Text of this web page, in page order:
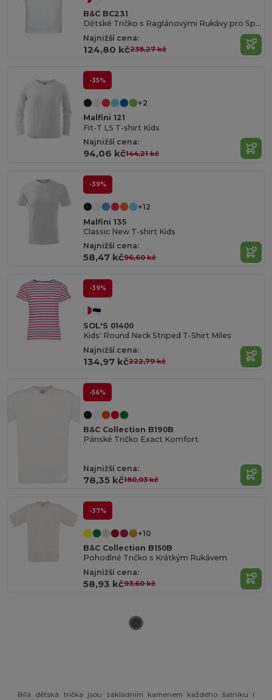
B&C BC231
Dětské Tričko s Raglánovými Rukávy pro Sportovce
Najnižší cena:
124,80 kč238,27 kč
-35%
+2
Malfini 121
Fit-T LS T-shirt Kids
Najnižší cena:
94,06 kč144,21 kč
-39%
+12
Malfini 135
Classic New T-shirt Kids
Najnižší cena:
58,47 kč96,60 kč
-39%
SOL'S 01400
Kids' Round Neck Striped T-Shirt Miles
Najnižší cena:
134,97 kč222,79 kč
-56%
B&C Collection B190B
Pánské Tričko Exact Komfort
Najnižší cena:
78,35 kč180,03 kč
-37%
+10
B&C Collection B150B
Pohodlné Tričko s Krátkým Rukávem
Najnižší cena:
58,93 kč93,60 kč
Bílá dětská trička jsou základním kamenem každého šatníku i